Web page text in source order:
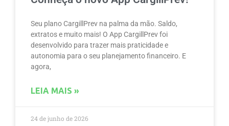
Seu plano CargillPrev na palma da mão. Saldo,
extratos e muito mais! O App CargillPrev foi
desenvolvido para trazer mais praticidade e
autonomia para o seu planejamento financeiro. E
agora,
LEIA MAIS »
24 de junho de 2026